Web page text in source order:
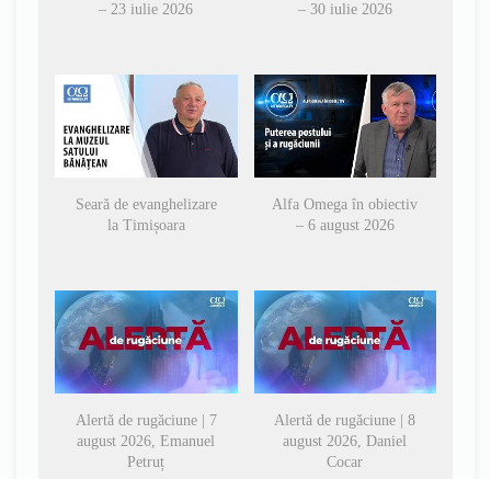
– 23 iulie 2026
– 30 iulie 2026
Seară de evanghelizare
la Timișoara
Alfa Omega în obiectiv
– 6 august 2026
Alertă de rugăciune | 7
august 2026, Emanuel
Petruț
Alertă de rugăciune | 8
august 2026, Daniel
Cocar